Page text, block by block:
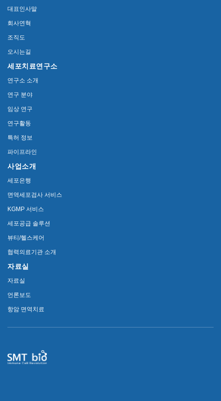
대표인사말
회사연혁
조직도
오시는길
세포치료연구소
연구소 소개
연구 분야
임상 연구
연구활동
특허 정보
파이프라인
사업소개
세포은행
면역세포검사 서비스
KGMP 서비스
세포공급 솔루션
뷰티/헬스케어
협력의료기관 소개
자료실
자료실
언론보도
항암 면역치료